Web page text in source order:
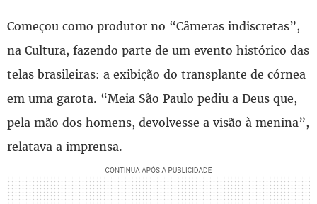
Começou como produtor no “Câmeras indiscretas”,
na Cultura, fazendo parte de um evento histórico das
telas brasileiras: a exibição do transplante de córnea
em uma garota. “Meia São Paulo pediu a Deus que,
pela mão dos homens, devolvesse a visão à menina”,
relatava a imprensa.